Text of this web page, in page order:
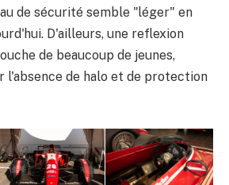
de sécurité semble "léger" en
D'ailleurs, une reflexion
de beaucoup de jeunes,
l'absence de halo et de protection